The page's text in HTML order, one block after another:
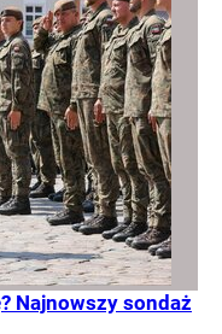
Najnowszy sondaż